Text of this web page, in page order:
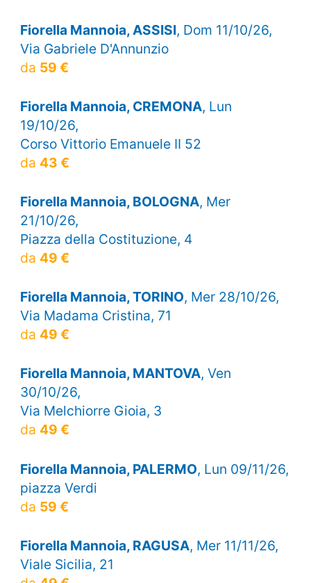
Fiorella Mannoia, ASSISI, Dom 11/10/26,
Via Gabriele D'Annunzio
da 59 €
Fiorella Mannoia, CREMONA, Lun
19/10/26,
Corso Vittorio Emanuele II 52
da 43 €
Fiorella Mannoia, BOLOGNA, Mer
21/10/26,
Piazza della Costituzione, 4
da 49 €
Fiorella Mannoia, TORINO, Mer 28/10/26,
Via Madama Cristina, 71
da 49 €
Fiorella Mannoia, MANTOVA, Ven
30/10/26,
Via Melchiorre Gioia, 3
da 49 €
Fiorella Mannoia, PALERMO, Lun 09/11/26,
piazza Verdi
da 59 €
Fiorella Mannoia, RAGUSA, Mer 11/11/26,
Viale Sicilia, 21